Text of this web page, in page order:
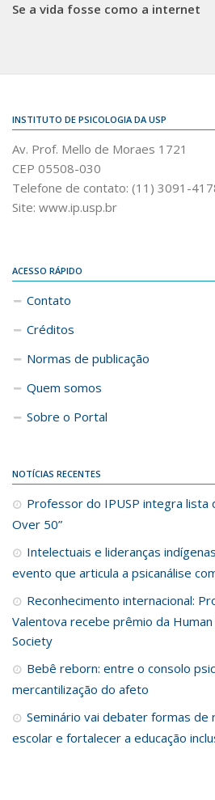
Se a vida fosse como a internet
INSTITUTO DE PSICOLOGIA DA USP
Av. Prof. Mello de Moraes 1721
CEP 05508-030
Telefone de contato: (11) 3091-
Site: www.ip.usp.br
ACESSO RÁPIDO
Contato
Créditos
Normas de publicação
Quem somos
Sobre o Portal
NOTÍCIAS RECENTES
Professor do IPUSP integra lista
Over 50”
Intelectuais e lideranças
evento que articula a psicanálise
Reconhecimento internacional:
Valentova recebe prêmio da
Society
Bebê reborn: entre o consolo
mercantilização do afeto
Seminário vai debater formas de
escolar e fortalecer a educação